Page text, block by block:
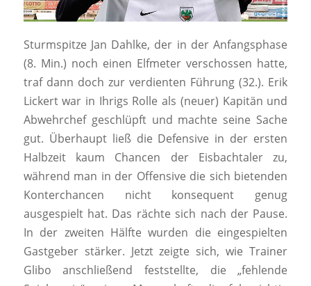
Sturmspitze Jan Dahlke, der in der Anfangsphase
(8. Min.) noch einen Elfmeter verschossen hatte,
traf dann doch zur verdienten Führung (32.). Erik
Lickert war in Ihrigs Rolle als (neuer) Kapitän und
Abwehrchef geschlüpft und machte seine Sache
gut. Überhaupt ließ die Defensive in der ersten
Halbzeit kaum Chancen der Eisbachtaler zu,
während man in der Offensive die sich bietenden
Konterchancen nicht konsequent genug
ausgespielt hat. Das rächte sich nach der Pause.
In der zweiten Hälfte wurden die eingespielten
Gastgeber stärker. Jetzt zeigte sich, wie Trainer
Glibo anschließend feststellte, die „fehlende